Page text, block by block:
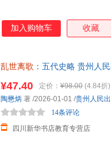
加入购物车 收藏
乱世离歌 ：五代史略 贵州人
¥47.40 定价： ¥98.00 (4.84折)
四川新华书店教育专营店
14条评论
陶懋炳 著 /2026-01-01 /贵州人民